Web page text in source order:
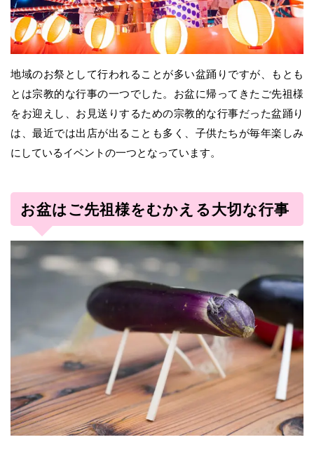
地域のお祭として行われることが多い盆踊りですが、もとも
とは宗教的な行事の一つでした。お盆に帰ってきたご先祖様
をお迎えし、お見送りするための宗教的な行事だった盆踊り
は、最近では出店が出ることも多く、子供たちが毎年楽しみ
にしているイベントの一つとなっています。
お盆はご先祖様をむかえる大切な行事